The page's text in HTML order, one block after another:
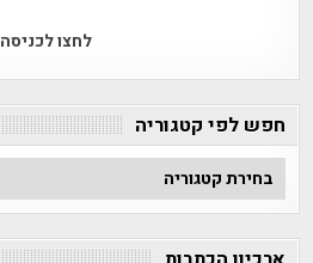
לחצו לכניסה
חפש לפי קטגוריה
חפש
לפי